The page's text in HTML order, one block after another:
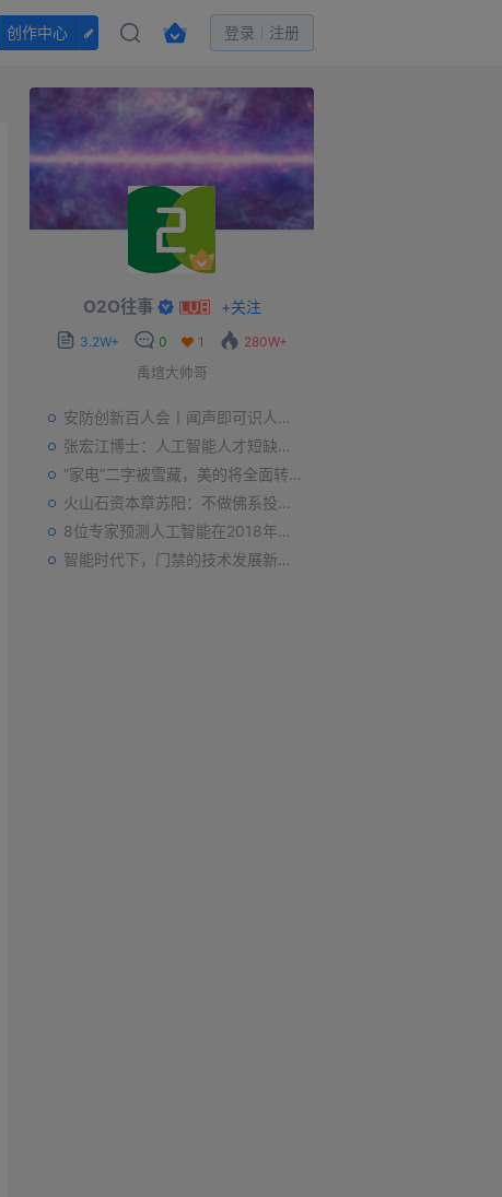
创作中心 登录 注册
O2O往事 +关注
3.2W+ 0 1
280W+
禹煊大帅哥
安防创新百人会丨闻声即可识人，虚拟诈骗的克星——声纹识别
张宏江博士：人工智能人才短缺是世界性问题
“家电”二字被雪藏，美的将全面转型智能制造？
火山石资本章苏阳：不做佛系投资人，为企业价值战斗到底
8位专家预测人工智能在2018年对我们的影响
智能时代下，门禁的技术发展新趋势